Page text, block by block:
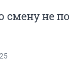
не